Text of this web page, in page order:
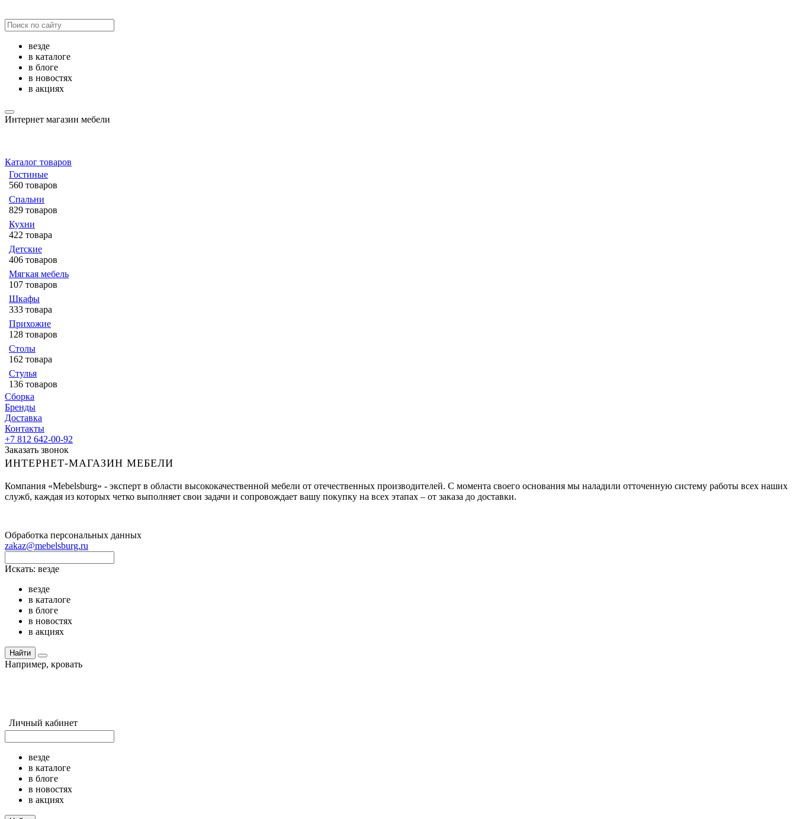
везде
в каталоге
в блоге
в новостях
в акциях
Интернет магазин мебели
Каталог товаров
Гостиные
560 товаров
Спальни
829 товаров
Кухни
422 товара
Детские
406 товаров
Мягкая мебель
107 товаров
Шкафы
333 товара
Прихожие
128 товаров
Столы
162 товара
Стулья
136 товаров
Сборка
Бренды
Доставка
Контакты
+7 812 642-00-92
Заказать звонок
ИНТЕРНЕТ-МАГАЗИН МЕБЕЛИ
Компания «Mebelsburg» - эксперт в области высококачественной мебели от отечественных производителей. С момента своего основания мы наладили отточенную систему работы всех наших
служб, каждая из которых четко выполняет свои задачи и сопровождает вашу покупку на всех этапах – от заказа до доставки.
Обработка персональных данных
zakaz@mebelsburg.ru
Искать: везде
везде
в каталоге
в блоге
в новостях
в акциях
Найти
Например, кровать
Личный кабинет
везде
в каталоге
в блоге
в новостях
в акциях